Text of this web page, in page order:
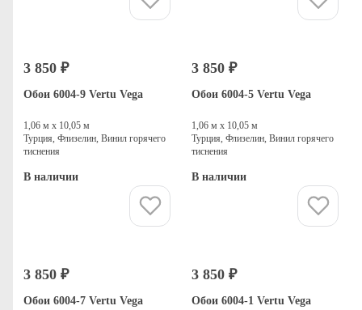
3 850 ₽
Обои 6004-9 Vertu Vega
1,06 м х 10,05 м
Турция, Флизелин, Винил горячего
тиснения
В наличии
3 850 ₽
Обои 6004-5 Vertu Vega
1,06 м х 10,05 м
Турция, Флизелин, Винил горячего
тиснения
В наличии
3 850 ₽
Обои 6004-7 Vertu Vega
3 850 ₽
Обои 6004-1 Vertu Vega